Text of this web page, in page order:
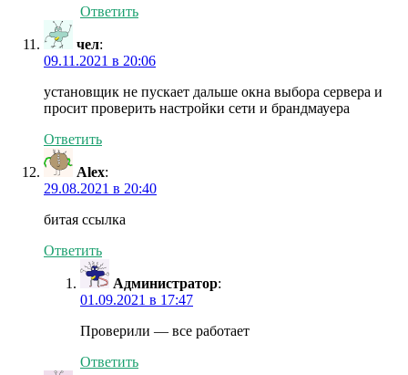
Ответить
чел:
09.11.2021 в 20:06
установщик не пускает дальше окна выбора сервера и
просит проверить настройки сети и брандмауера
Ответить
Alex:
29.08.2021 в 20:40
битая ссылка
Ответить
Администратор:
01.09.2021 в 17:47
Проверили — все работает
Ответить